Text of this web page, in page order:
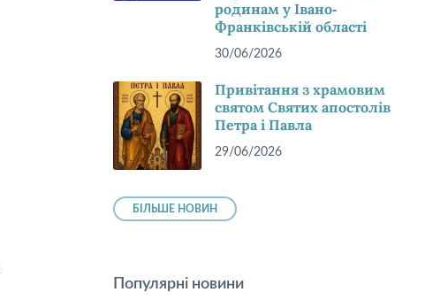
родинам у Івано-
Франківській області
30/06/2026
Привітання з храмовим
святом Святих апостолів
Петра і Павла
29/06/2026
БІЛЬШЕ НОВИН
Популярні новини